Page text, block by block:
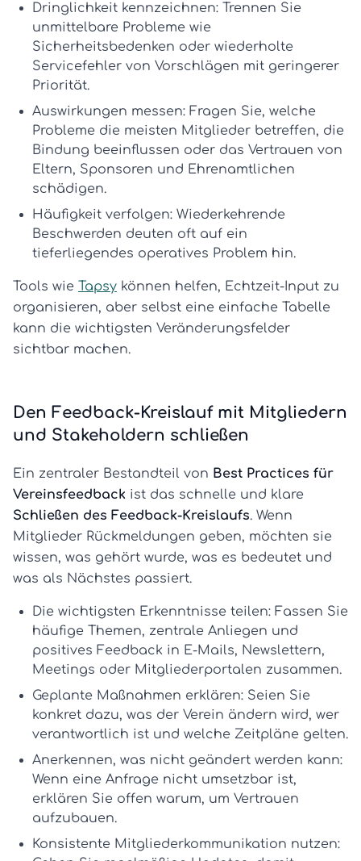
Dringlichkeit kennzeichnen: Trennen Sie
unmittelbare Probleme wie
Sicherheitsbedenken oder wiederholte
Servicefehler von Vorschlägen mit geringerer
Priorität.
Auswirkungen messen: Fragen Sie, welche
Probleme die meisten Mitglieder betreffen, die
Bindung beeinflussen oder das Vertrauen von
Eltern, Sponsoren und Ehrenamtlichen
schädigen.
Häufigkeit verfolgen: Wiederkehrende
Beschwerden deuten oft auf ein
tieferliegendes operatives Problem hin.
Tools wie Tapsy können helfen, Echtzeit-Input zu
organisieren, aber selbst eine einfache Tabelle
kann die wichtigsten Veränderungsfelder
sichtbar machen.
Den Feedback-Kreislauf mit Mitgliedern
und Stakeholdern schließen
Ein zentraler Bestandteil von Best Practices für
Vereinsfeedback ist das schnelle und klare
Schließen des Feedback-Kreislaufs. Wenn
Mitglieder Rückmeldungen geben, möchten sie
wissen, was gehört wurde, was es bedeutet und
was als Nächstes passiert.
Die wichtigsten Erkenntnisse teilen: Fassen Sie
häufige Themen, zentrale Anliegen und
positives Feedback in E-Mails, Newslettern,
Meetings oder Mitgliederportalen zusammen.
Geplante Maßnahmen erklären: Seien Sie
konkret dazu, was der Verein ändern wird, wer
verantwortlich ist und welche Zeitpläne gelten.
Anerkennen, was nicht geändert werden kann:
Wenn eine Anfrage nicht umsetzbar ist,
erklären Sie offen warum, um Vertrauen
aufzubauen.
Konsistente Mitgliederkommunikation nutzen: